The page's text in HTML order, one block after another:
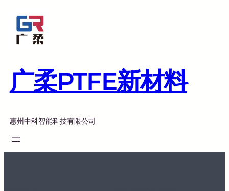
广柔PTFE新材料
惠州中科智能科技有限公司